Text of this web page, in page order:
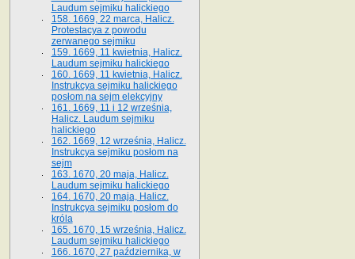
Laudum sejmiku halickiego
158. 1669, 22 marca, Halicz.
Protestacya z powodu
zerwanego sejmiku
159. 1669, 11 kwietnia, Halicz.
Laudum sejmiku halickiego
160. 1669, 11 kwietnia, Halicz.
Instrukcya sejmiku halickiego
posłom na sejm elekcyjny
161. 1669, 11 i 12 września,
Halicz. Laudum sejmiku
halickiego
162. 1669, 12 września, Halicz.
Instrukcya sejmiku posłom na
sejm
163. 1670, 20 maja, Halicz.
Laudum sejmiku halickiego
164. 1670, 20 maja, Halicz.
Instrukcya sejmiku posłom do
króla
165. 1670, 15 września, Halicz.
Laudum sejmiku halickiego
166. 1670, 27 października, w